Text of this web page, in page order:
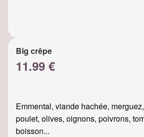
Big crêpe
11.99 €
Emmental, viande hachée,
poulet, olives, oignons, poivrons,
boisson...